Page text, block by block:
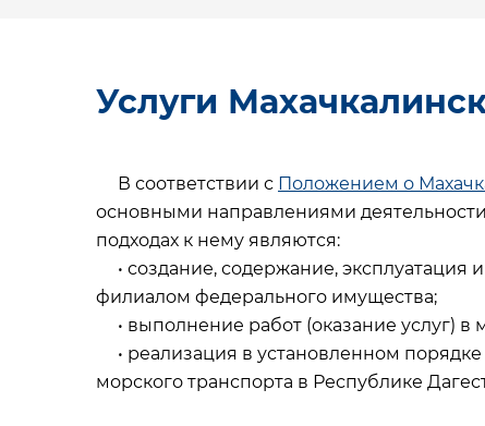
Услуги
В соответствии с Положением о
основными направлениями
подходах к нему являются:
• создание, содержание, эксплуатация
филиалом федерального имущества;
• выполнение работ (оказание услуг) в
• реализация в установленном
морского транспорта в Республике